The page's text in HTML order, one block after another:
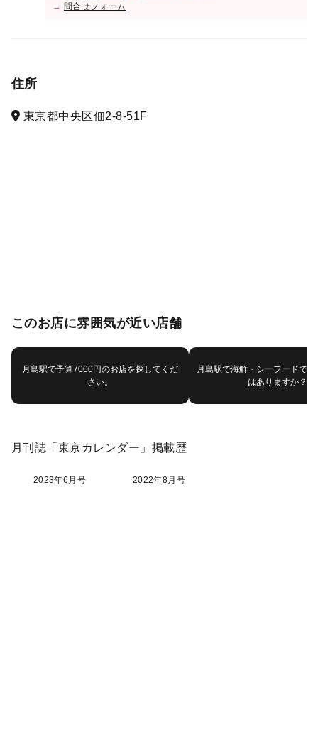
→ 問合せフォーム
住所
東京都中央区佃2-8-51F
このお店に雰囲気が近い店舗
月島駅で予算7000円のお店を探してくだ
さい。
月島駅で海鮮・シーフードで
はありますか？
月刊誌「東京カレンダー」掲載歴
2023年6月号 2022年8月号